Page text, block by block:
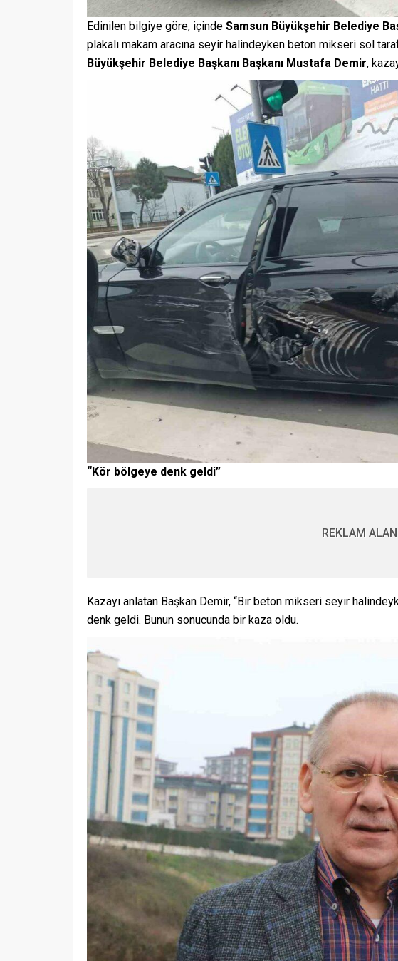
Edinilen bilgiye göre, içinde Samsun Büyükşehir Belediye
plakalı makam aracına seyir halindeyken beton mikseri sol
Büyükşehir Belediye Başkanı Başkanı Mustafa Demir,
“Kör bölgeye denk geldi”
REKLAM
Kazayı anlatan Başkan Demir, “Bir beton mikseri seyir
denk geldi. Bunun sonucunda bir kaza oldu.